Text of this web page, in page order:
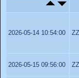
2026-05-14 10:54:00
2026-05-15 09:56:00